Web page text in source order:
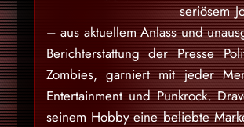
seriösem
– aus aktuellem Anlass und
Berichterstattung der Presse
Zombies, garniert mit jeder
Entertainment und Punkrock.
seinem Hobby eine beliebte